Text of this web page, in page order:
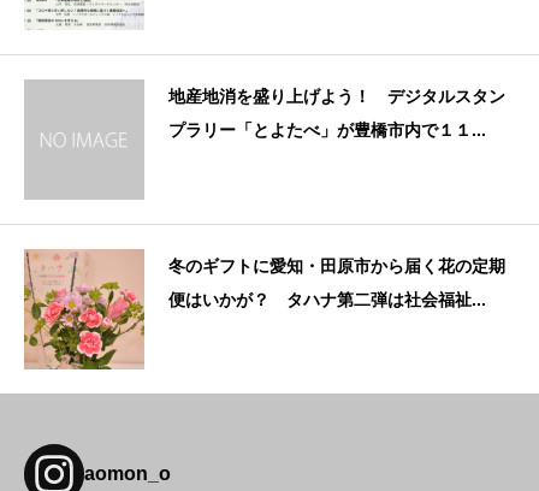
地産地消を盛り上げよう！ デジタルスタン
プラリー「とよたべ」が豊橋市内で１１...
冬のギフトに愛知・田原市から届く花の定期
便はいかが？ タハナ第二弾は社会福祉...
aomon_o